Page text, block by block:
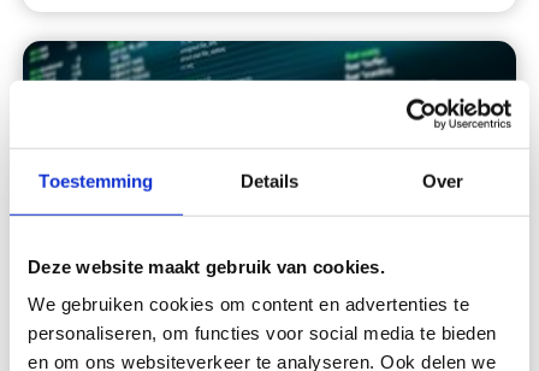
Toestemming Details Over
Deze website maakt gebruik van cookies.
We gebruiken cookies om content en advertenties te
personaliseren, om functies voor social media te bieden
en om ons websiteverkeer te analyseren. Ook delen we